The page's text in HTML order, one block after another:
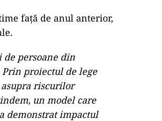
față de anul anterior,
persoane din
Prin proiectul de lege
riscurilor
un model care
demonstrat impactul